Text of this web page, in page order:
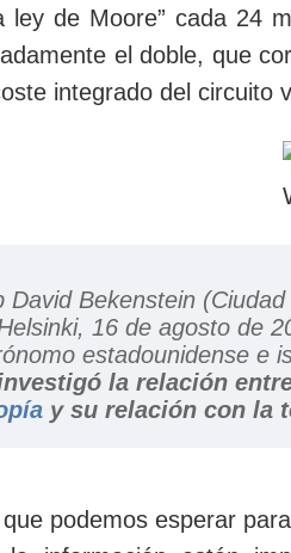
ley de Moore” cada 24
el doble, que
integrado del circuito
David Bekenstein
16 de agosto de
estadounidense​ e
la relación
y su relación con la
podemos esperar